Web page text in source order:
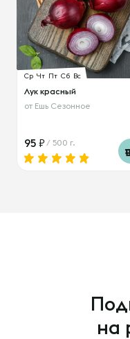
Ср Чт Пт Сб Вс
Лук красный
от Ешь Сезонное
95 / 500 г.
на